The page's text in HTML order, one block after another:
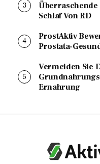
Schlaf Von RD
ProstAktiv
Prostata-
Vermeiden Sie
Ernahrung